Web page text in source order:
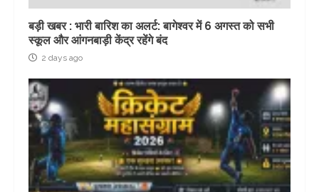
बड़ी खबर : भारी बारिश का अलर्ट: बागेश्वर में 6 अगस्त को सभी
स्कूल और आंगनबाड़ी केंद्र रहेंगे बंद
2 days ago